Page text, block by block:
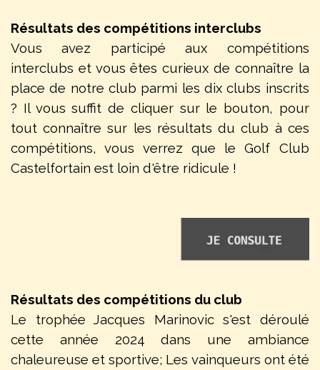
Résultats des compétitions interclubs
Vous avez participé aux compétitions
interclubs et vous êtes curieux de connaître la
place de notre club parmi les dix clubs inscrits
? Il vous suffit de cliquer sur le bouton, pour
tout connaître sur les résultats du club à ces
compétitions, vous verrez que le Golf Club
Castelfortain est loin d'être ridicule !
Résultats des compétitions du club
Le trophée Jacques Marinovic s'est déroulé
cette année 2024 dans une ambiance
chaleureuse et sportive; Les vainqueurs ont été